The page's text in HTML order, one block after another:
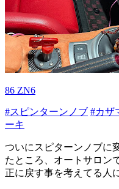
86 ZN6
#スピンターンノブ #カザ
ーキ
ついにスピターンノブに
たところ、オートサロン
正に戻す事を考えてる人